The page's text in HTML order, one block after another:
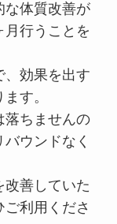
な体質改善が
月行うことを
、効果を出す
す。
落ちませんの
ウンドなく
善していた
利用くださ